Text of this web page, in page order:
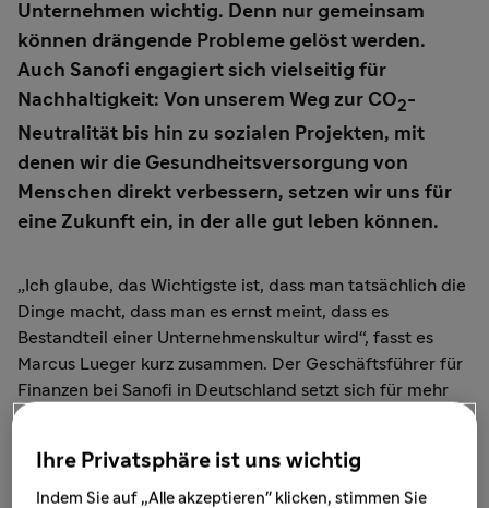
Unternehmen wichtig. Denn nur gemeinsam
können drängende Probleme gelöst werden.
Auch Sanofi engagiert sich vielseitig für
Nachhaltigkeit: Von unserem Weg zur CO2-
Neutralität bis hin zu sozialen Projekten, mit
denen wir die Gesundheitsversorgung von
Menschen direkt verbessern, setzen wir uns für
eine Zukunft ein, in der alle gut leben können.
„Ich glaube, das Wichtigste ist, dass man tatsächlich die
Dinge macht, dass man es ernst meint, dass es
Bestandteil einer Unternehmenskultur wird“, fasst es
Marcus Lueger kurz zusammen. Der Geschäftsführer für
Finanzen bei Sanofi in Deutschland setzt sich für mehr
Nachhaltigkeit ein, ein Ziel, das man laut ihm nur
Nachhaltigkeit in einem Unternehmen überhaupt
aussehen?
Ihre Privatsphäre ist uns wichtig
Indem Sie auf „Alle akzeptieren" klicken, stimmen Sie